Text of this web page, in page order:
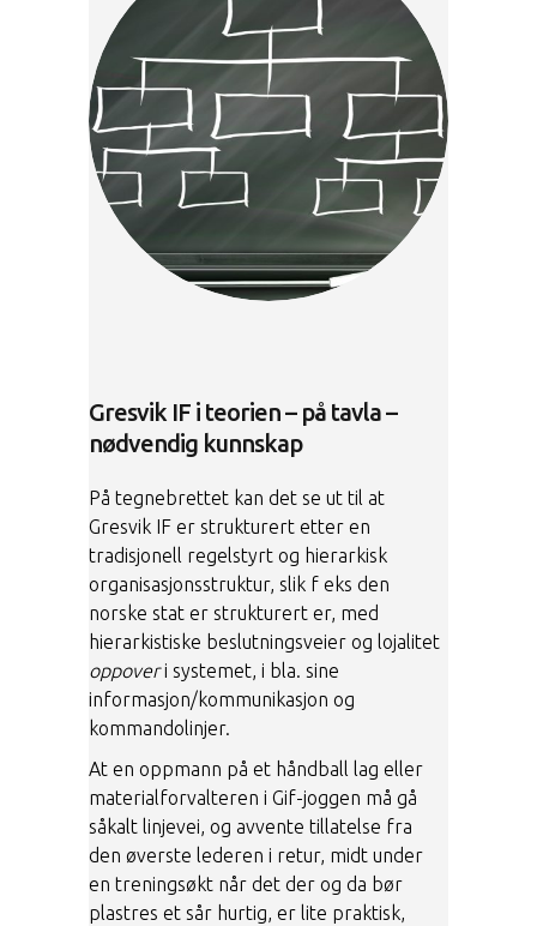
Gresvik IF i teorien – på tavla –
nødvendig kunnskap
På tegnebrettet kan det se ut til at
Gresvik IF er strukturert etter en
tradisjonell regelstyrt og hierarkisk
organisasjonsstruktur, slik f eks den
norske stat er strukturert er, med
hierarkistiske beslutningsveier og lojalitet
oppoveri systemet, i bla. sine
informasjon/kommunikasjon og
kommandolinjer.
At en oppmann på et håndball lag eller
materialforvalteren i Gif-joggen må gå
såkalt linjevei, og avvente tillatelse fra
den øverste lederen i retur, midt under
en treningsøkt når det der og da bør
plastres et sår hurtig, er lite praktisk,